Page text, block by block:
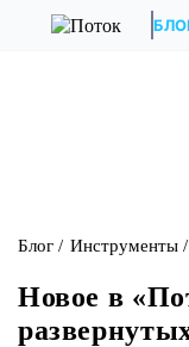
Блог Инструменты
Новое в